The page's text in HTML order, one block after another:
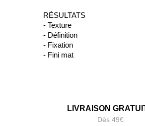
RÉSULTATS
- Texture
- Définition
- Fixation
- Fini mat
LIVRAISON
Dès 49€